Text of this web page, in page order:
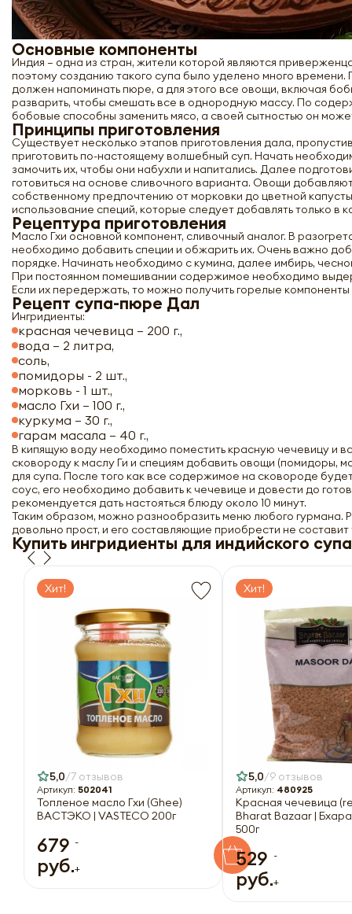
Основные компоненты
Индия – одна из стран, жители которой являются
поэтому созданию такого супа было уделено много времени.
должен напоминать пюре, а для этого все овощи, включая
разварить, чтобы смешать все в однородную массу. По
бобовые способны заменить мясо, а своей сытностью он
Принципы приготовления
Существует несколько этапов приготовления дала,
приготовить по-настоящему волшебный суп. Начать
замочить их, чтобы они набухли и напитались. Далее
готовиться на основе сливочного варианта. Овощи
собственному предпочтению от морковки до цветной
использование специй, которые следует добавлять только в
Рецептура приготовления
Масло Гхи основной компонент, сливочный аналог. В
необходимо добавить специи и обжарить их. Очень важно
порядке. Начинать необходимо с кумина, далее имбирь,
При постоянном помешивании содержимое необходимо
Если их передержать, то можно получить горелые компоненты
Рецепт супа-пюре Дал
Ингридиенты:
красная чечевица – 200 г.,
вода – 2 литра,
соль,
помидоры - 2 шт.,
морковь - 1 шт.,
масло Гхи – 100 г.,
куркума – 30 г.,
гарам масала – 40 г.,
В кипящую воду необходимо поместить красную чечевицу и
сковороду к маслу Ги и специям добавить овощи (помидоры,
для супа. После того как все содержимое на сковороде
соус, его необходимо добавить к чечевице и довести до
рекомендуется дать настояться блюду около 10 минут.
Таким образом, можно разнообразить меню любого гурмана.
довольно прост, и его составляющие приобрести не составит
Купить ингридиенты для индийского
Хит!
5,0 7 отзывов
Артикул: 502041
Топленое масло Гхи (Ghee)
ВАСТЭКО | VASTECO 200г
679
руб.
-
+
Хит!
5,0 9 отзывов
Артикул: 480925
Красная чечевица
Bharat Bazaar |
500г
529
руб.
-
+